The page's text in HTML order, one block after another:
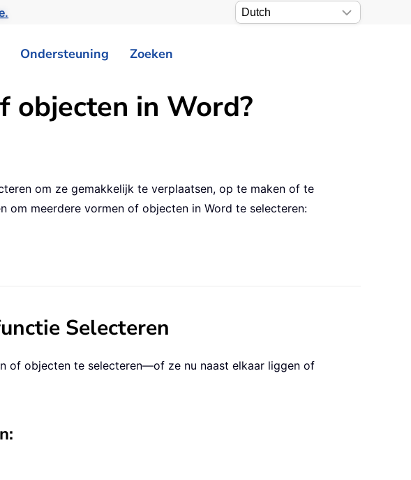
Ondersteuning Zoeken
objecten in Word?
om ze gemakkelijk te verplaatsen, op te maken of te
om meerdere vormen of objecten in Word te selecteren:
Selecteren
of objecten te selecteren—of ze nu naast elkaar liggen of